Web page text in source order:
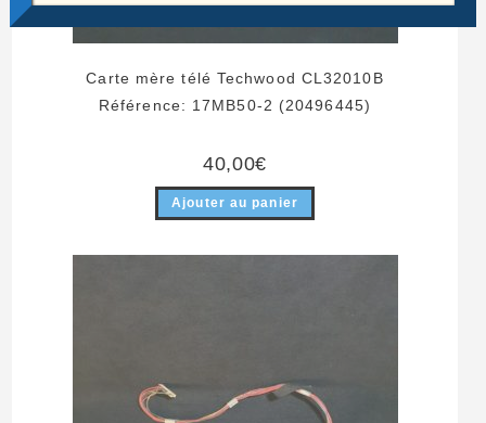
Carte mère télé Techwood CL32010B
Référence: 17MB50-2 (20496445)
40,00€
Ajouter au panier